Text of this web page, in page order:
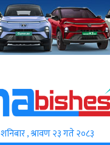
शनिबार , श्रावण २३ गते २०८३